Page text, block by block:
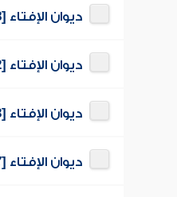
ديوان الإفتاء [258]
ديوان الإفتاء [262]
ديوان الإفتاء [263]
ديوان الإفتاء [267]